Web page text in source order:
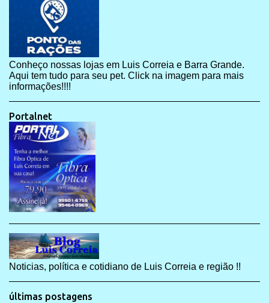
Conheço nossas lojas em Luis Correia e Barra Grande.
Aqui tem tudo para seu pet. Click na imagem para mais
informações!!!!
Portalnet
Noticias, política e cotidiano de Luis Correia e região !!
últimas postagens